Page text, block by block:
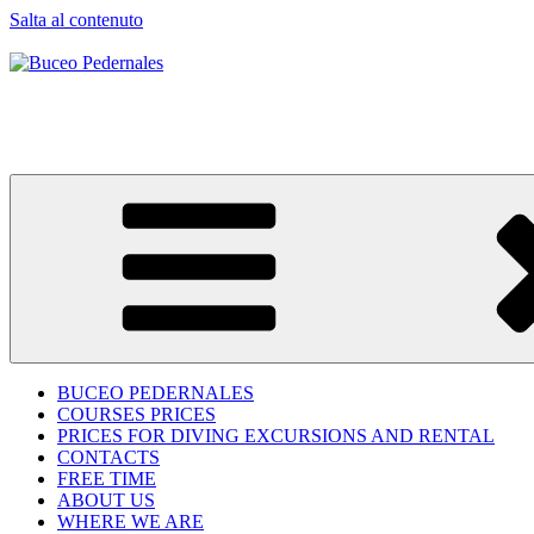
Salta al contenuto
BUCEO PEDERNALES
COURSES PRICES
PRICES FOR DIVING EXCURSIONS AND RENTAL
CONTACTS
FREE TIME
ABOUT US
WHERE WE ARE